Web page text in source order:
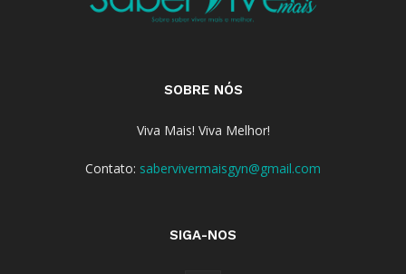
SOBRE NÓS
Viva Mais! Viva Melhor!
Contato: sabervivermaisgyn@gmail.com
SIGA-NOS